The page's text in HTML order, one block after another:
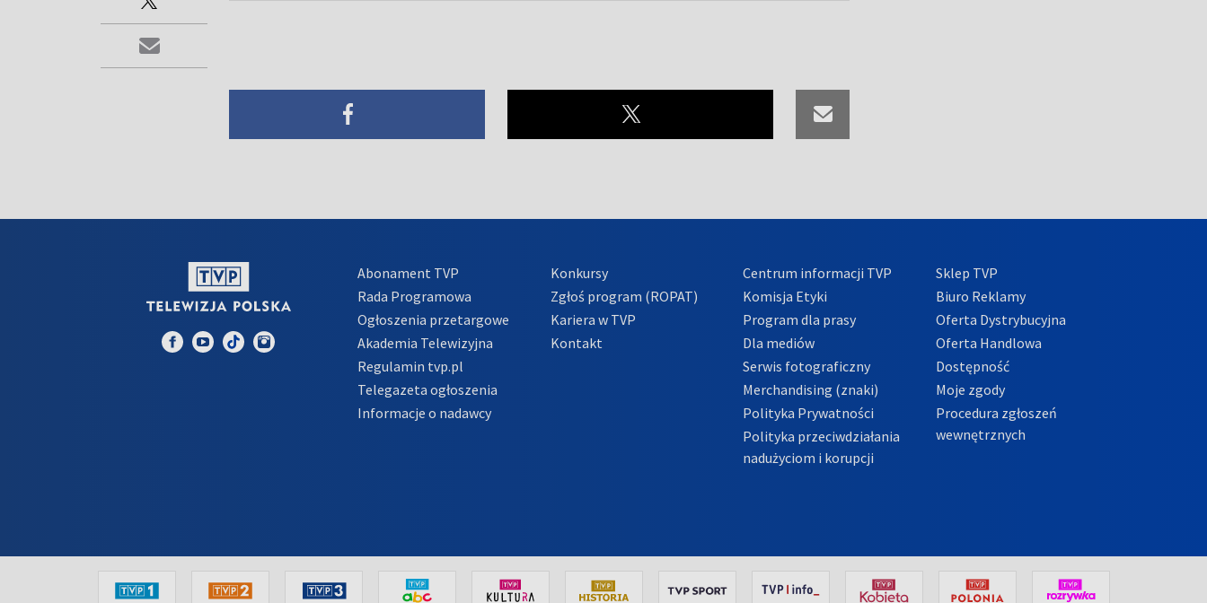
Abonament TVP
Rada Programowa
Ogłoszenia przetargowe
Akademia Telewizyjna
Regulamin tvp.pl
Telegazeta ogłoszenia
Informacje o nadawcy
Konkursy
Zgłoś program (ROPAT)
Kariera w TVP
Kontakt
Centrum informacji TVP
Komisja Etyki
Program dla prasy
Dla mediów
Serwis fotograficzny
Merchandising (znaki)
Polityka Prywatności
Polityka przeciwdziałania
nadużyciom i korupcji
Sklep TVP
Biuro Reklamy
Oferta Dystrybucyjna
Oferta Handlowa
Dostępność
Moje zgody
Procedura zgłoszeń
wewnętrznych